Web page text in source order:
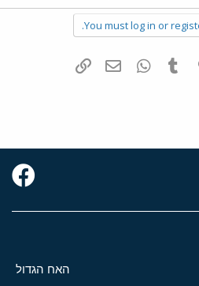
You must log in or
Pinterest
Tumblr
WhatsAppדואר אלקטרוני
האח הגדול